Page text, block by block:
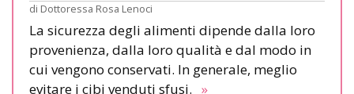
di Dottoressa Rosa Lenoci
La sicurezza degli alimenti dipende dalla loro
provenienza, dalla loro qualità e dal modo in
cui vengono conservati. In generale, meglio
evitare i cibi venduti sfusi. »